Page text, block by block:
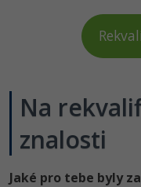
Na
znalosti
Jaké pro tebe byly